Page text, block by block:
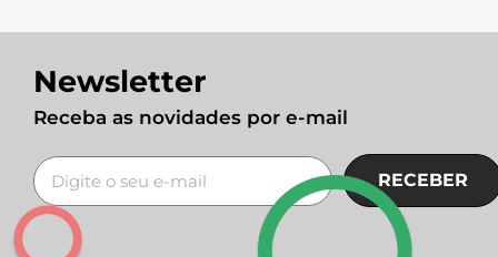
Newsletter
Receba as novidades por e-mail
RECEBER